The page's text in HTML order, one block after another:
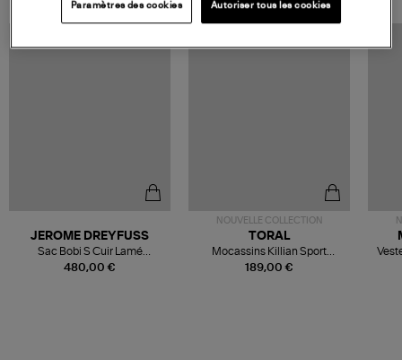
480,00 €
JEROME DREYFUSS
Sac Bobi S Cuir Lamé
Champagne
NOUVELLE COLLECTION
189,00 €
TORAL
Mocassins Killian Sport
Mousse
Paramètres des cookies Autoriser tous les cookies